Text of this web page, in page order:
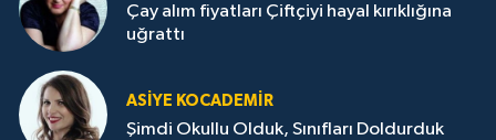
Çay alım fiyatları Çiftçiyi hayal kırıklığına
uğrattı
ASIYE KOCADEMİR
Şimdi Okullu Olduk, Sınıfları Doldurduk